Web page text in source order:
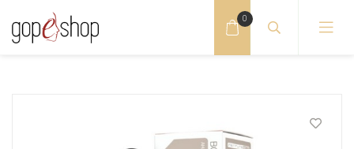
GOLD COLLAGEN odai, nagams, plaukams
0